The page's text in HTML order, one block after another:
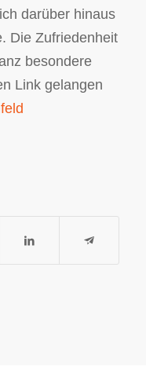
darüber hinaus
Die Zufriedenheit
besondere
Link gelangen